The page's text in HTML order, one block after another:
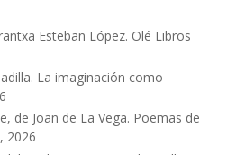
Esteban López. Olé Libros
La imaginación como
de Joan de La Vega. Poemas de
2026